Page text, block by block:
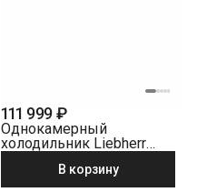
111 999 ₽
Однокамерный
холодильник Liebherr
серебристыйВ корзину